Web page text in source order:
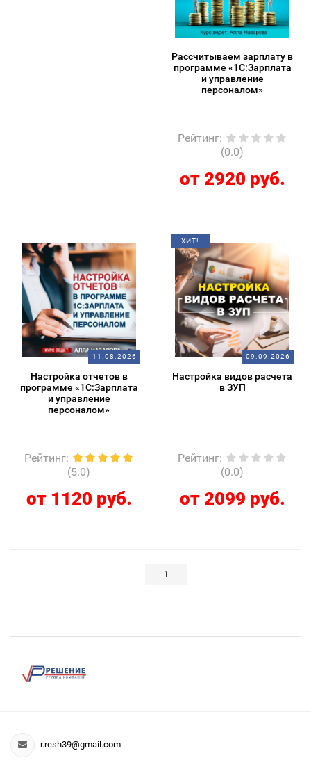
Рассчитываем зарплату в
программе «1С:Зарплата
и управление
персоналом»
Рейтинг:
(0.0)
от 2920 руб.
11.08.2026
Настройка отчетов в
программе «1С:Зарплата
и управление
персоналом»
Рейтинг:
(5.0)
от 1120 руб.
ХИТ!
09.09.2026
Настройка видов расчета
в ЗУП
Рейтинг:
(0.0)
от 2099 руб.
1
r.resh39@gmail.com